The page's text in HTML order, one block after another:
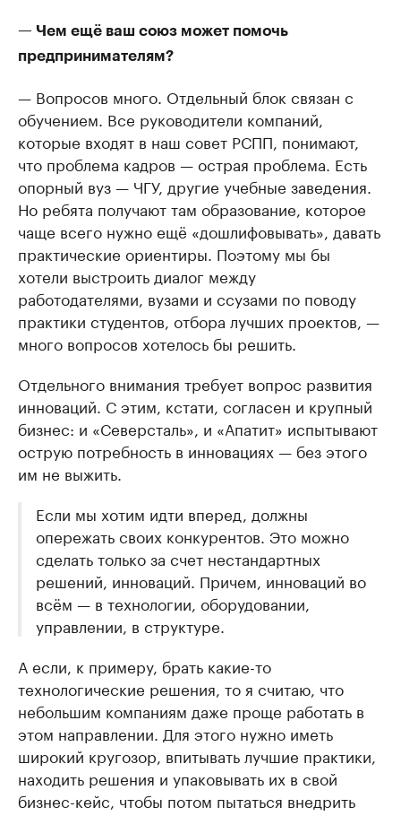
— Чем ещё ваш союз может помочь
предпринимателям?
— Вопросов много. Отдельный блок связан с
обучением. Все руководители компаний,
которые входят в наш совет РСПП, понимают,
что проблема кадров — острая проблема. Есть
опорный вуз — ЧГУ, другие учебные заведения.
Но ребята получают там образование, которое
чаще всего нужно ещё «дошлифовывать», давать
практические ориентиры. Поэтому мы бы
хотели выстроить диалог между
работодателями, вузами и ссузами по поводу
практики студентов, отбора лучших проектов, —
много вопросов хотелось бы решить.
Отдельного внимания требует вопрос развития
инноваций. С этим, кстати, согласен и крупный
бизнес: и «Северсталь», и «Апатит» испытывают
острую потребность в инновациях — без этого
им не выжить.
Если мы хотим идти вперед, должны
опережать своих конкурентов. Это можно
сделать только за счет нестандартных
решений, инноваций. Причем, инноваций во
всём — в технологии, оборудовании,
управлении, в структуре.
А если, к примеру, брать какие-то
технологические решения, то я считаю, что
небольшим компаниям даже проще работать в
этом направлении. Для этого нужно иметь
широкий кругозор, впитывать лучшие практики,
находить решения и упаковывать их в свой
бизнес-кейс, чтобы потом пытаться внедрить